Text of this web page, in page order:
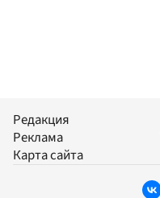
Редакция
Реклама
Карта сайта